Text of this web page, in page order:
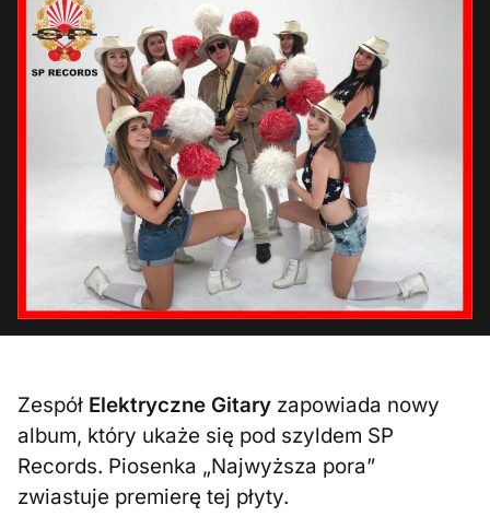
Zespół Elektryczne Gitary zapowiada nowy
album, który ukaże się pod szyldem SP
Records. Piosenka „Najwyższa pora”
zwiastuje premierę tej płyty.